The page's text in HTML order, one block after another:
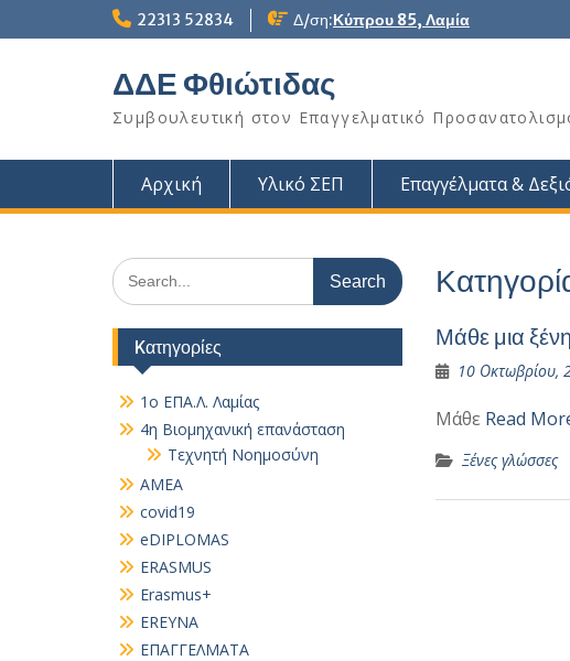
to
22313 52834 Δ/ση:Κύπρου 85, Λαμία
ΔΔΕ Φθιώτιδας
Συμβουλευτική στον Επαγγελματικό
Αρχική Υλικό ΣΕΠ Επαγγέλματα &
Μάθε μια
10 Οκτωβρίου,
Μάθε Read
Ξένες γλώσσες
Search
for:
Kατηγορίες
1ο ΕΠΑ.Λ. Λαμίας
4η Βιομηχανική επανάσταση
Τεχνητή Νοημοσύνη
AMEA
covid19
eDIPLOMAS
ERASMUS
Erasmus+
EREYNA
EΠΑΓΓΕΛΜΑΤΑ